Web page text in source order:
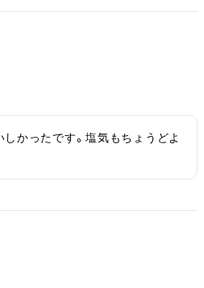
かったです。塩気もちょうどよ